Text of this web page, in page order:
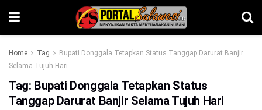
Home Tag
Bupati Donggala Tetapkan Status Tanggap Darurat Banjir
Selama Tujuh Hari
Tag: Bupati Donggala Tetapkan Status
Tanggap Darurat Banjir Selama Tujuh Hari